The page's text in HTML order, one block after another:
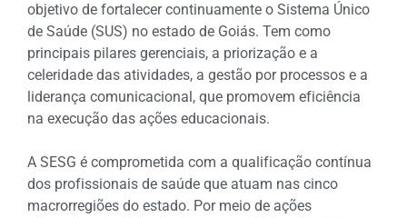
objetivo de fortalecer continuamente o Sistema Único
de Saúde (SUS) no estado de Goiás. Tem como
principais pilares gerenciais, a priorização e a
celeridade das atividades, a gestão por processos e a
liderança comunicacional, que promovem eficiência
na execução das ações educacionais.
A SESG é comprometida com a qualificação contínua
dos profissionais de saúde que atuam nas cinco
macrorregiões do estado. Por meio de ações